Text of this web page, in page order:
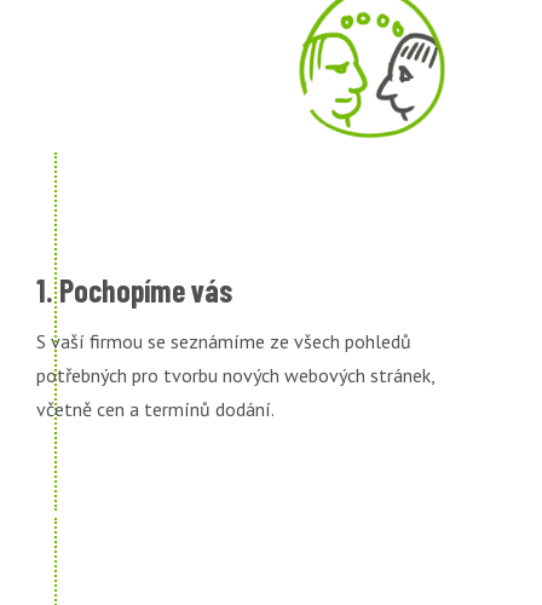
1. Pochopíme vás
S vaší firmou se seznámíme ze všech pohledů
potřebných pro tvorbu nových webových stránek,
včetně cen a termínů dodání.